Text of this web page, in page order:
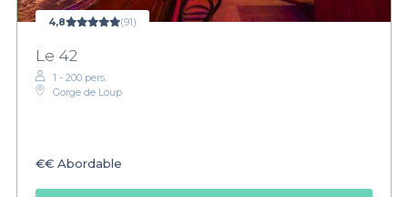
4,8 (91)
Le 42
1 - 200 pers.
Gorge de Loup
€€ Abordable